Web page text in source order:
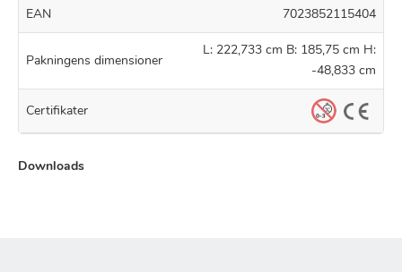
EAN 7023852115404
Pakningens dimensioner
L: 222,733 cm B: 185,75 cm H:
-48,833 cm
Certifikater
Downloads